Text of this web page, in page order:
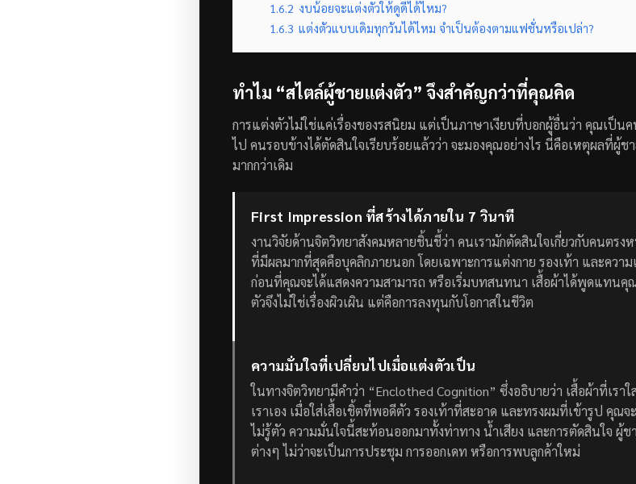
1.6.2 งบน้อยจะแต่งตัวให้ดูดีได้ไหม?
1.6.3 แต่งตัวแบบเดิมทุกวันได้ไหม จำเป็นต้องตามแฟชั่นหรือเปล่า?
ทำไม “สไตล์ผู้ชายแต่งตัว” จึงสำคัญกว่าที่คุณคิด
การแต่งตัวไม่ใช่แค่เรื่องของรสนิยม แต่เป็นภาษาเงียบที่บอกผู้อื่นว่า คุณเป็
ไป คนรอบข้างได้ตัดสินใจเรียบร้อยแล้วว่า จะมองคุณอย่างไร นี่คือเหตุผลที่ผู้
มากกว่าเดิม
First Impression ที่สร้างได้ภายใน 7 วินาที
งานวิจัยด้านจิตวิทยาสังคมหลายชิ้นชี้ว่า คนเรามักตัดสินใจเกี่ยวกับคนตรง
ที่มีผลมากที่สุดคือบุคลิกภายนอก โดยเฉพาะการแต่งกาย รองเท้า และความ
ก่อนที่คุณจะได้แสดงความสามารถ หรือเริ่มบทสนทนา เสื้อผ้าได้พูดแทนคุ
ตัวจึงไม่ใช่เรื่องผิวเผิน แต่คือการลงทุนกับโอกาสในชีวิต
ความมั่นใจที่เปลี่ยนไปเมื่อแต่งตัวเป็น
ในทางจิตวิทยามีคำว่า “Enclothed Cognition” ซึ่งอธิบายว่า เสื้อผ้าที่เร
เราเอง เมื่อใส่เสื้อเชิ้ตที่พอดีตัว รองเท้าที่สะอาด และทรงผมที่เข้ารูป คุ
ไม่รู้ตัว ความมั่นใจนี้สะท้อนออกมาทั้งท่าทาง น้ำเสียง และการตัดสินใจ ผู้
ต่างๆ ไม่ว่าจะเป็นการประชุม การออกเดท หรือการพบลูกค้าใหม่